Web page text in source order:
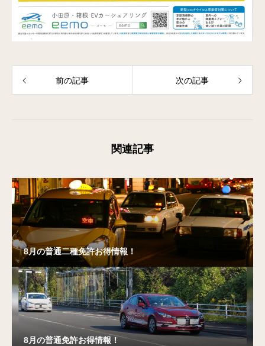
前の記事 次の記事
関連記事
8月の普通二種免許お得情報！
8月の普通免許お得情報！